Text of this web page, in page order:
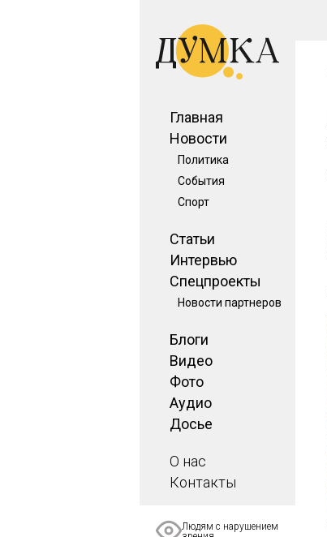
Главная
Новости
Политика
События
Спорт
Статьи
Интервью
Спецпроекты
Новости партнеров
Блоги
Видео
Фото
Аудио
Досье
О нас
Контакты
Людям с нарушением